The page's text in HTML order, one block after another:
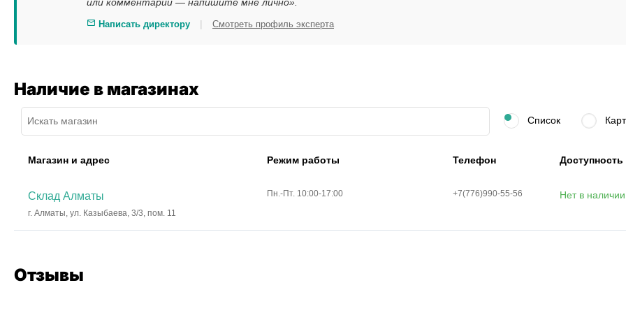
Написать директору | Смотреть профиль эксперта
Наличие в магазинах
Список
Магазин и адрес Режим работы Телефон Доступность
Склад Алматы
г. Алматы, ул. Казыбаева, 3/3, пом. 11
Пн.-Пт. 10:00-17:00 +7(776)990-55-56 Нет в наличии
Отзывы